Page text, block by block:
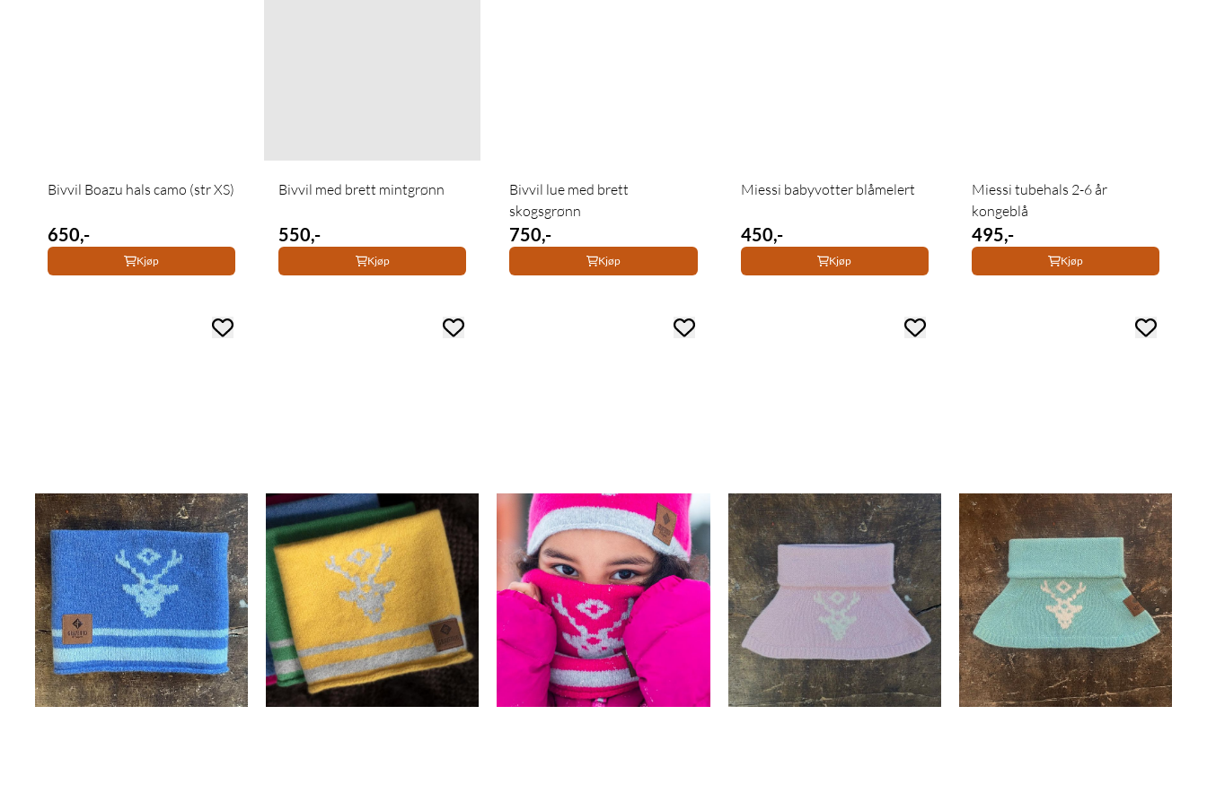
Bivvil Boazu hals camo (str XS)
650,-
Kjøp
Bivvil med brett mintgrønn
550,-
Kjøp
Bivvil lue med brett
skogsgrønn
750,-
Kjøp
Miessi babyvotter blåmelert
450,-
Kjøp
Miessi tubehals 2-6 år
kongeblå
495,-
Kjøp